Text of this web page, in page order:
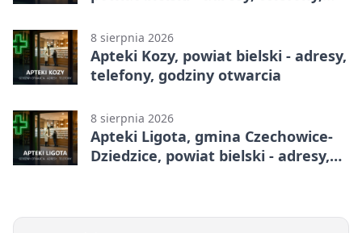
8 sierpnia 2026
Apteki Kozy, powiat bielski - adresy,
telefony, godziny otwarcia
8 sierpnia 2026
Apteki Ligota, gmina Czechowice-
Dziedzice, powiat bielski - adresy,